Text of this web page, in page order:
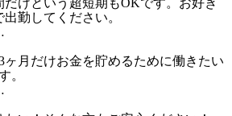
勤してください。
ヶ月だけお金を貯めるために働きたい
。